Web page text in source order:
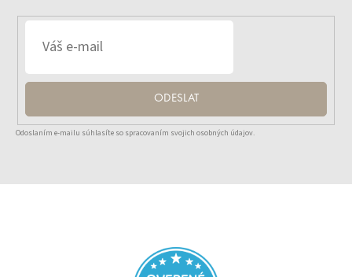
ODESLAT
Odoslaním e-mailu súhlasíte so spracovaním svojich osobných údajov.